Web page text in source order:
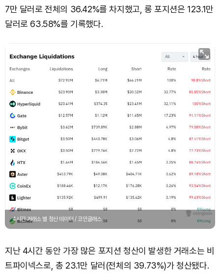
7만 달러로 전체의 36.42%를 차지했고, 롱 포지션은 123.1만
달러로 63.58%를 기록했다.
4시간 거래소 별 청산 데이터 / 코인글래스
지난 4시간 동안 가장 많은 포지션 청산이 발생한 거래소는 비
트파이넥스로, 총 23.1만 달러(전체의 39.73%)가 청산됐다.